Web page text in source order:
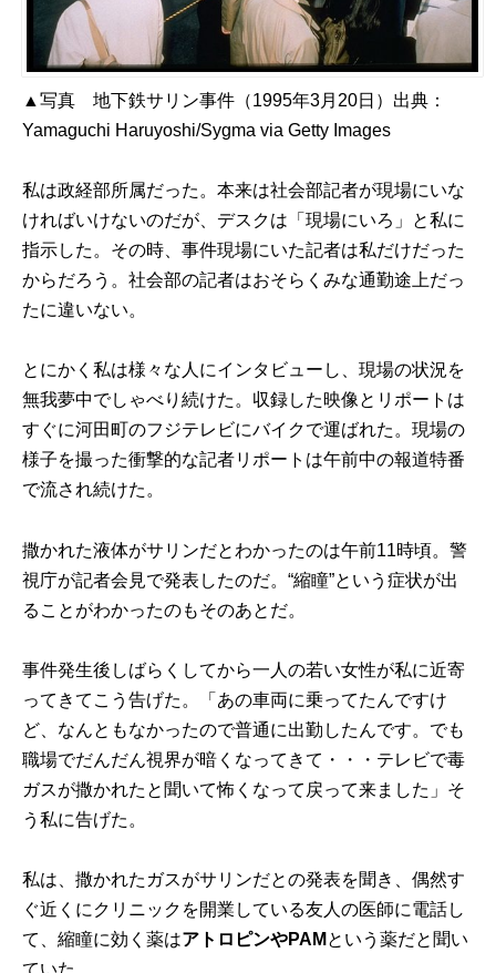
▲写真 地下鉄サリン事件（1995年3月20日）出典：
Yamaguchi Haruyoshi/Sygma via Getty Images
私は政経部所属だった。本来は社会部記者が現場にいな
ければいけないのだが、デスクは「現場にいろ」と私に
指示した。その時、事件現場にいた記者は私だけだった
からだろう。社会部の記者はおそらくみな通勤途上だっ
たに違いない。
とにかく私は様々な人にインタビューし、現場の状況を
無我夢中でしゃべり続けた。収録した映像とリポートは
すぐに河田町のフジテレビにバイクで運ばれた。現場の
様子を撮った衝撃的な記者リポートは午前中の報道特番
で流され続けた。
撒かれた液体がサリンだとわかったのは午前11時頃。警
視庁が記者会見で発表したのだ。“縮瞳”という症状が出
ることがわかったのもそのあとだ。
事件発生後しばらくしてから一人の若い女性が私に近寄
ってきてこう告げた。「あの車両に乗ってたんですけ
ど、なんともなかったので普通に出勤したんです。でも
職場でだんだん視界が暗くなってきて・・・テレビで毒
ガスが撒かれたと聞いて怖くなって戻って来ました」そ
う私に告げた。
私は、撒かれたガスがサリンだとの発表を聞き、偶然す
ぐ近くにクリニックを開業している友人の医師に電話し
て、縮瞳に効く薬はアトロピンやPAM という薬だと聞い
ていた。